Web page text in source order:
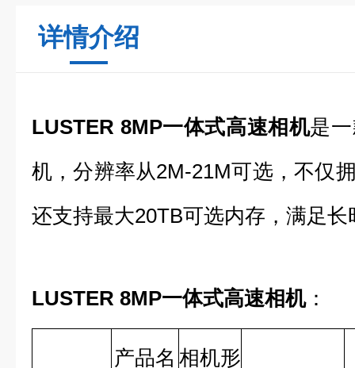
详情介绍
LUSTER 8MP一体式高速相机是
机，分辨率从2M-21M可选，不仅
还支持最大20TB可选内存，满足
LUSTER 8MP一体式高速相机：
产品名 相机形